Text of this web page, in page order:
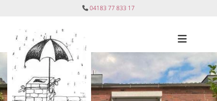
 04183 77 833 17